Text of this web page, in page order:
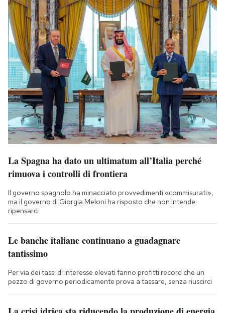
La Spagna ha dato un ultimatum all’Italia perché
rimuova i controlli di frontiera
Il governo spagnolo ha minacciato provvedimenti «commisurati»,
ma il governo di Giorgia Meloni ha risposto che non intende
ripensarci
Le banche italiane continuano a guadagnare
tantissimo
Per via dei tassi di interesse elevati fanno profitti record che un
pezzo di governo periodicamente prova a tassare, senza riuscirci